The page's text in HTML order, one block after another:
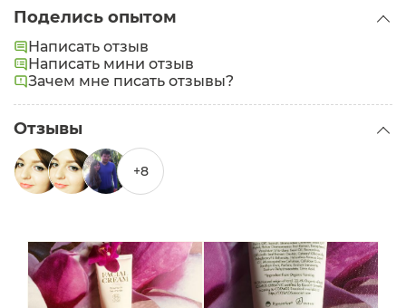
Поделись опытом
Написать отзыв
Написать мини отзыв
Зачем мне писать отзывы?
Отзывы
+8